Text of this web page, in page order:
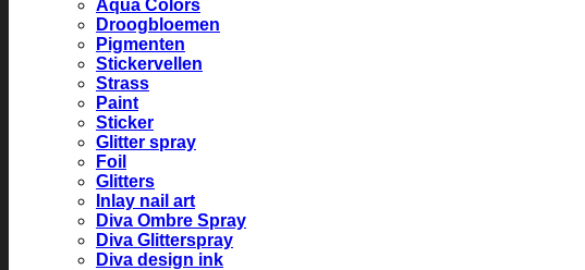
Aqua Colors
Droogbloemen
Pigmenten
Stickervellen
Strass
Paint
Sticker
Glitter spray
Foil
Glitters
Inlay nail art
Diva Ombre Spray
Diva Glitterspray
Diva design ink